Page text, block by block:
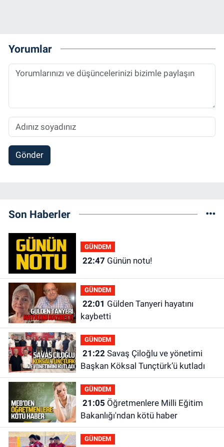
Yorumlar
Gönder
Son Haberler
GÜNDEM
22:47 Günün notu!
GÜNDEM
22:01
kaybetti
GÜNDEM
21:22Savaş Çiloğlu ve yönetimi
Başkan Köksal Tunçtürk’ü kutladı
GÜNDEM
21:05
Bakanlığı'ndan kötü haber
GÜNDEM